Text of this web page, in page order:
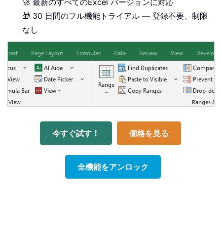
🎁 30 日間のフル機能トライアル — 登録不要、制限
なし
今すぐ試す！ 価格を見る
全機能をアンロック